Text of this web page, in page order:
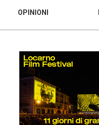
OPINIONI